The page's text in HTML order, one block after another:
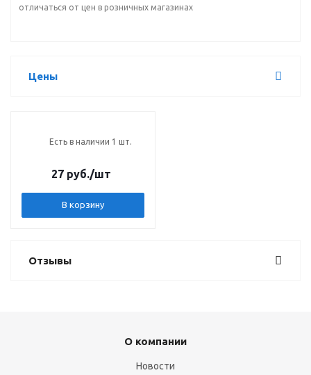
отличаться от цен в розничных магазинах
Цены
Есть в наличии 1 шт.
27 руб./шт
В корзину
Отзывы
О компании
Новости